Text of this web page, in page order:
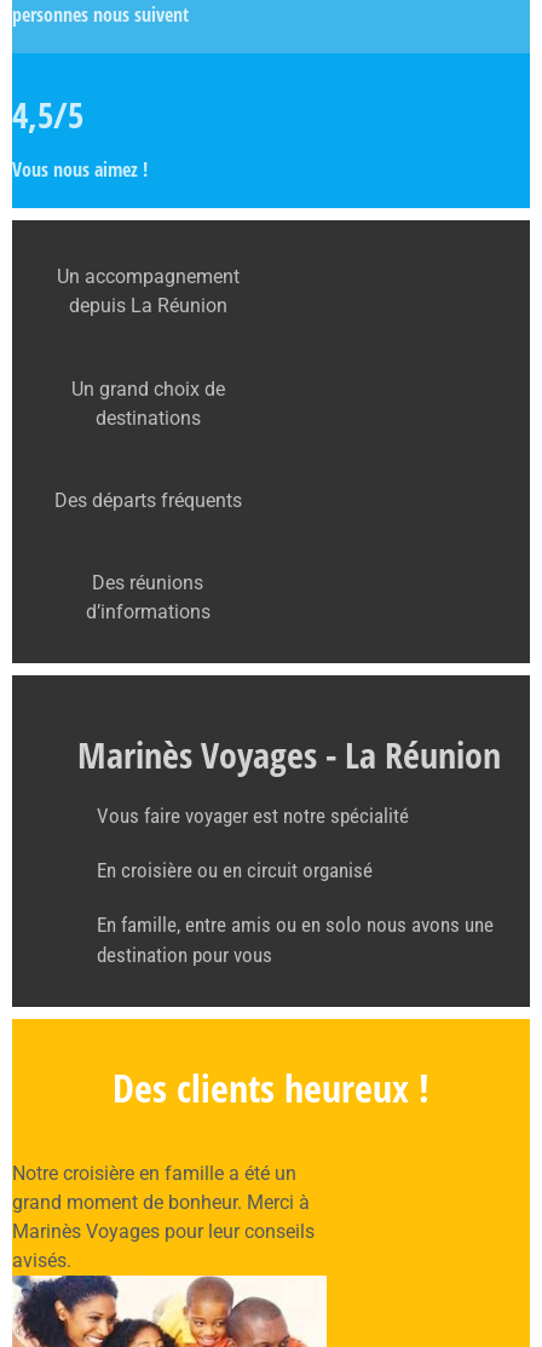
personnes nous suivent
4,5/5
Vous nous aimez !
Un accompagnement
depuis La Réunion
Un grand choix de
destinations
Des départs fréquents
Des réunions
d’informations
Marinès Voyages - La Réunion
Vous faire voyager est notre spécialité
En croisière ou en circuit organisé
En famille, entre amis ou en solo nous avons une
destination pour vous
Des clients heureux !
Notre croisière en famille a été un
grand moment de bonheur. Merci à
Marinès Voyages pour leur conseils
avisés.